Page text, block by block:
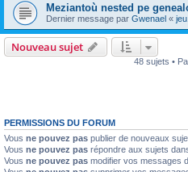
Meziantoù nested pe
Dernier message par Gwenael «
Nouveau sujet
48 sujets •
PERMISSIONS DU FORUM
Vous ne pouvez pas publier de nouveaux
Vous ne pouvez pas répondre aux sujets
Vous ne pouvez pas modifier vos messages